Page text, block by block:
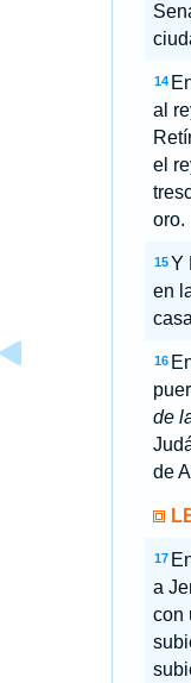
14
al
el
oro.
15 Y
en
16
de
de
17
a
con